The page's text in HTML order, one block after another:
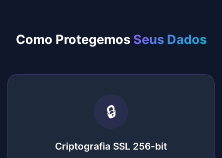
Como Protegemos Seus Dados
🔒
Criptografia SSL 256-bit